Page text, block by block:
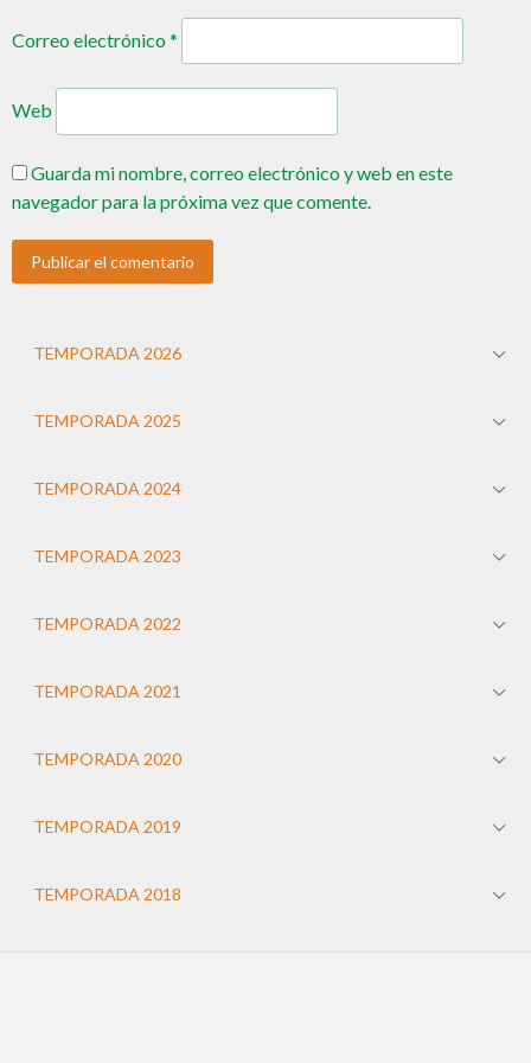
Correo electrónico*
Web
Guarda mi nombre, correo electrónico y web en este
navegador para la próxima vez que comente.
TEMPORADA 2026
TEMPORADA 2025
TEMPORADA 2024
TEMPORADA 2023
TEMPORADA 2022
TEMPORADA 2021
TEMPORADA 2020
TEMPORADA 2019
TEMPORADA 2018